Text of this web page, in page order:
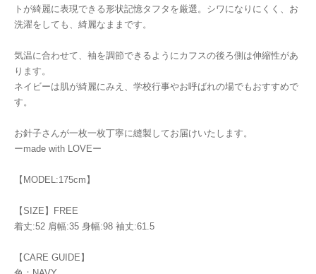
トが綺麗に表現できる形状記憶タフタを厳選。シワになりにくく、お
洗濯をしても、綺麗なままです。
気温に合わせて、袖を調節できるようにカフスの後ろ側は伸縮性があ
ります。
ネイビーは肌が綺麗にみえ、学校行事やお呼ばれの場でもおすすめで
す。
お針子さんが一枚一枚丁寧に縫製してお届けいたします。
ーmade with LOVEー
【MODEL:175cm】
【SIZE】FREE
着丈:52 肩幅:35 身幅:98 袖丈:61.5
【CARE GUIDE】